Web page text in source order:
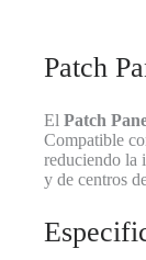
Patch
El Patch
Compatible
reduciendo la
y de centros